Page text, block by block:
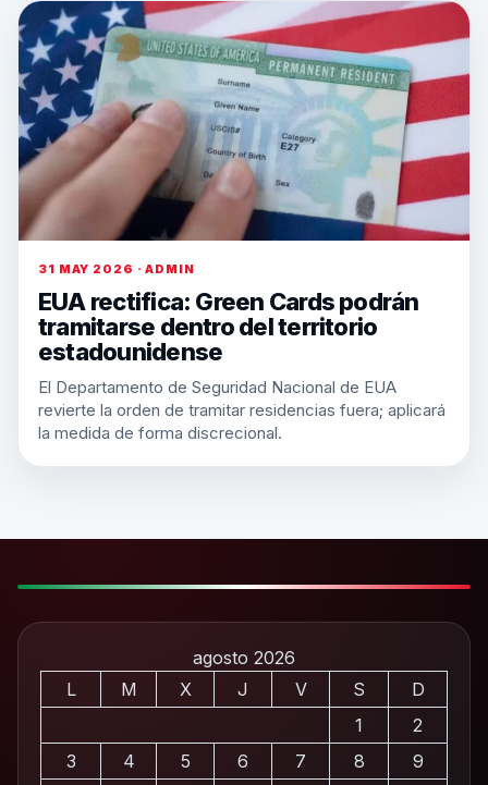
31 MAY 2026 · ADMIN
EUA rectifica: Green Cards podrán
tramitarse dentro del territorio
estadounidense
El Departamento de Seguridad Nacional de EUA
revierte la orden de tramitar residencias fuera; aplicará
la medida de forma discrecional.
agosto 2026
L
M X J V S
D
1
2
3
4 5 6 7 8
9